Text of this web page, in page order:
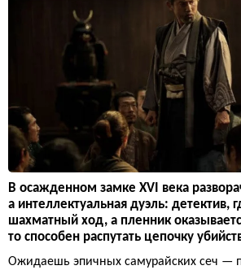
В осажденном замке XVI века
а интеллектуальная дуэль:
шахматный ход, а пленник
то способен распутать цепочку
Ожидаешь эпичных самурайских сеч —